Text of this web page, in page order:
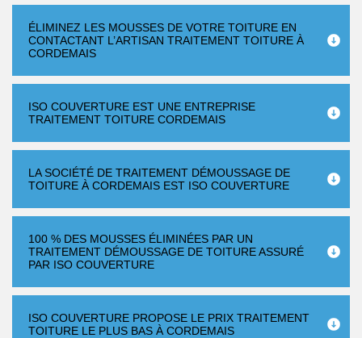
ÉLIMINEZ LES MOUSSES DE VOTRE TOITURE EN
CONTACTANT L’ARTISAN TRAITEMENT TOITURE À
CORDEMAIS
ISO COUVERTURE EST UNE ENTREPRISE
TRAITEMENT TOITURE CORDEMAIS
LA SOCIÉTÉ DE TRAITEMENT DÉMOUSSAGE DE
TOITURE À CORDEMAIS EST ISO COUVERTURE
100 % DES MOUSSES ÉLIMINÉES PAR UN
TRAITEMENT DÉMOUSSAGE DE TOITURE ASSURÉ
PAR ISO COUVERTURE
ISO COUVERTURE PROPOSE LE PRIX TRAITEMENT
TOITURE LE PLUS BAS À CORDEMAIS